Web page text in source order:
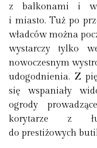
z balkonami i
i miasto. Tuż po
władców można
wystarczy tylko
nowoczesnym
udogodnienia. Z
się wspaniały
ogrody
korytarze z
do prestiżowych